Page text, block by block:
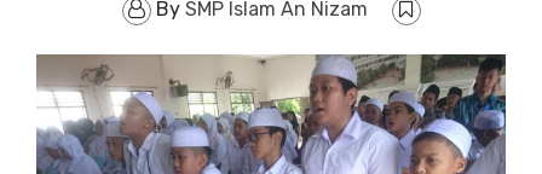
By SMP Islam An Nizam